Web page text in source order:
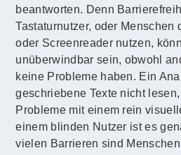
beantworten. Denn
Tastaturnutzer, oder Menschen
oder Screenreader nutzen,
unüberwindbar sein, obwohl
keine Probleme haben. Ein
geschriebene Texte nicht
Probleme mit einem rein
einem blinden Nutzer ist es
vielen Barrieren sind